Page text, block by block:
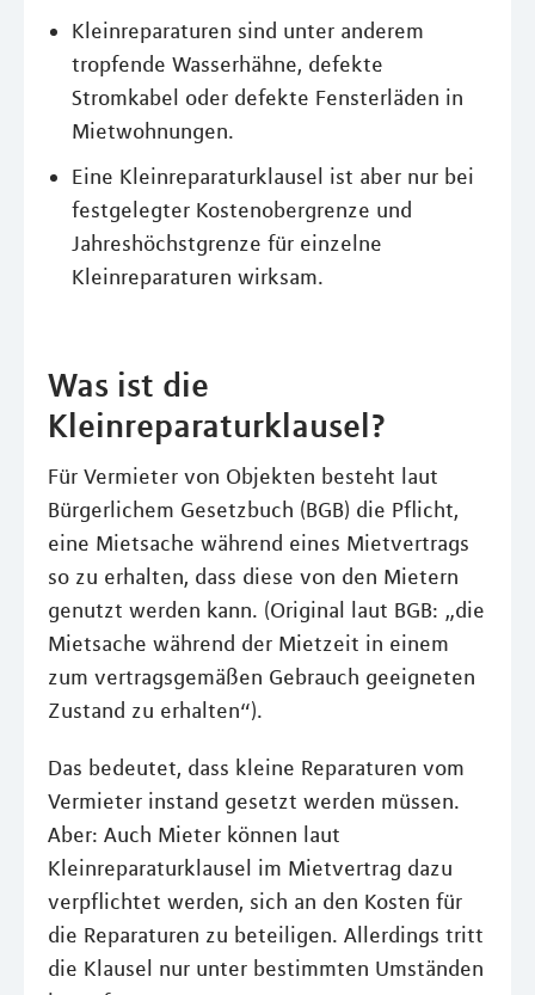
Kleinreparaturen sind unter anderem
tropfende Wasserhähne, defekte
Stromkabel oder defekte Fensterläden in
Mietwohnungen.
Eine Kleinreparaturklausel ist aber nur bei
festgelegter Kostenobergrenze und
Jahreshöchstgrenze für einzelne
Kleinreparaturen wirksam.
Was ist die
Kleinreparaturklausel?
Für Vermieter von Objekten besteht laut
Bürgerlichem Gesetzbuch (BGB) die Pflicht,
eine Mietsache während eines Mietvertrags
so zu erhalten, dass diese von den Mietern
genutzt werden kann. (Original laut BGB: „die
Mietsache während der Mietzeit in einem
zum vertragsgemäßen Gebrauch geeigneten
Zustand zu erhalten“).
Das bedeutet, dass kleine Reparaturen vom
Vermieter instand gesetzt werden müssen.
Aber: Auch Mieter können laut
Kleinreparaturklausel im Mietvertrag dazu
verpflichtet werden, sich an den Kosten für
die Reparaturen zu beteiligen. Allerdings tritt
die Klausel nur unter bestimmten Umständen